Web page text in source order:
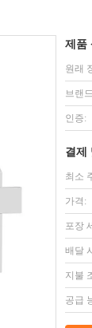
제품
원래
브랜
인증:
결제
최소
가격:
포장
배달
지불
공급